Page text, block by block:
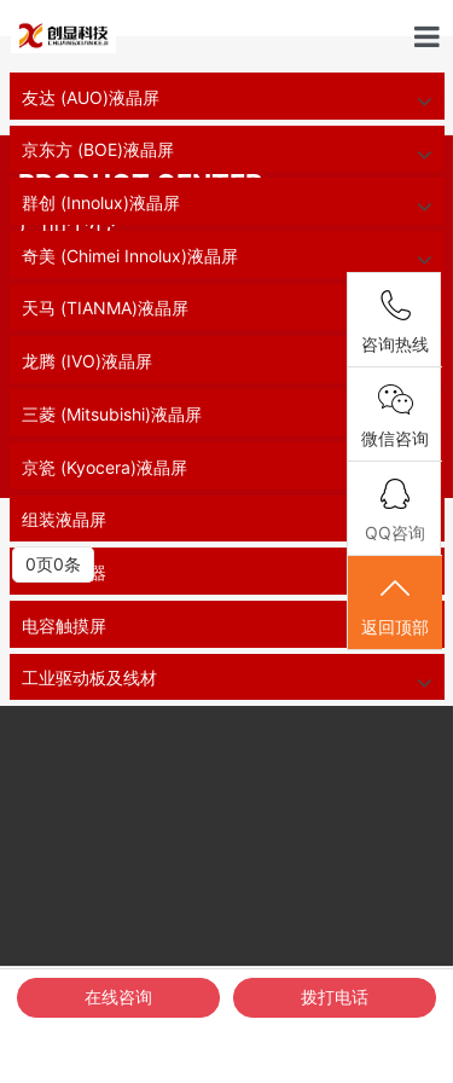
新闻中
面板选
解决方
咨询热线
微信咨询
QQ咨询
返回顶部
首页 // 工业液晶屏 14.0寸电容触摸屏
PRODUCT CENTER
产品中心
友达 (AUO)液晶屏
京东方 (BOE)液晶屏
群创 (Innolux)液晶屏
奇美 (Chimei Innolux)液晶屏
天马 (TIANMA)液晶屏
龙腾 (IVO)液晶屏
三菱 (Mitsubishi)液晶屏
京瓷 (Kyocera)液晶屏
组装液晶屏
工业显示器
电容触摸屏
工业驱动板及线材
0页0条
首页 活动展示 联系我们
在线咨询 拨打电话